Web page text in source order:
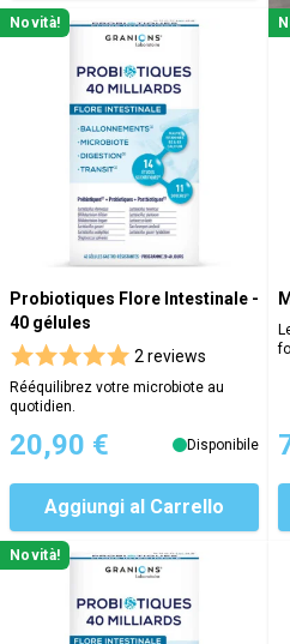
Novità!
Probiotiques Flore Intestinale -
40 gélules
2 reviews
Rééquilibrez votre microbiote au
quotidien.
20,90 € Disponibile
Aggiungi al Carrello
Novità!